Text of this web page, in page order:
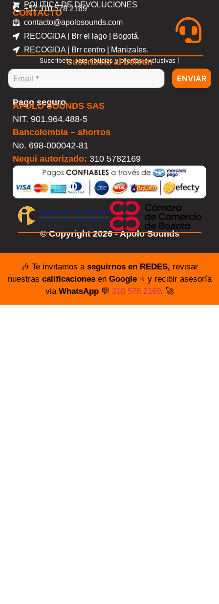
POLITICA DE DEVOLUCIONES
CONTACTO
+57 310 578 2169
contacto@apolosounds.com
RECOGIDA | Brr el lago | Bogotá.
RECOGIDA | Brr centro | Manizales.
Suscríbete al boletín
Suscribete para noticias y ofertas exclusivas !
ENVIAR
Pago seguro
APOLO SOUNDS SAS
NIT. 901.964.488-5
Bancolombia – ahorros
No. 698-000042-81
Nequi autorizado: 310 5782169
© Copyright 2026 - Apolo Sounds
🎶 Te invitamos a seguirnos en REDES, revisar
nuestras calificacionesen Google⭐️ y recibir asesoría
via WhatsApp💬 310 578 2169. 🚀